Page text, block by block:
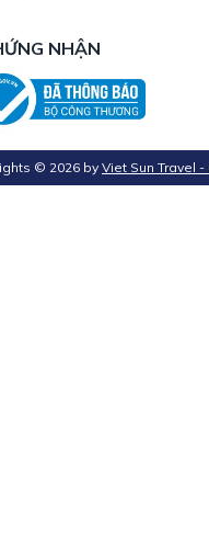
NHẬN
© 2026 by Viet Sun Travel